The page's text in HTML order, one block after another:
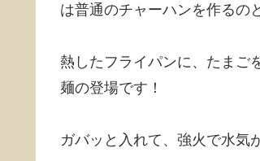
は普通のチャーハンを作るの
熱したフライパンに、たまご
麺の登場です！
ガバッと入れて、強火で水気